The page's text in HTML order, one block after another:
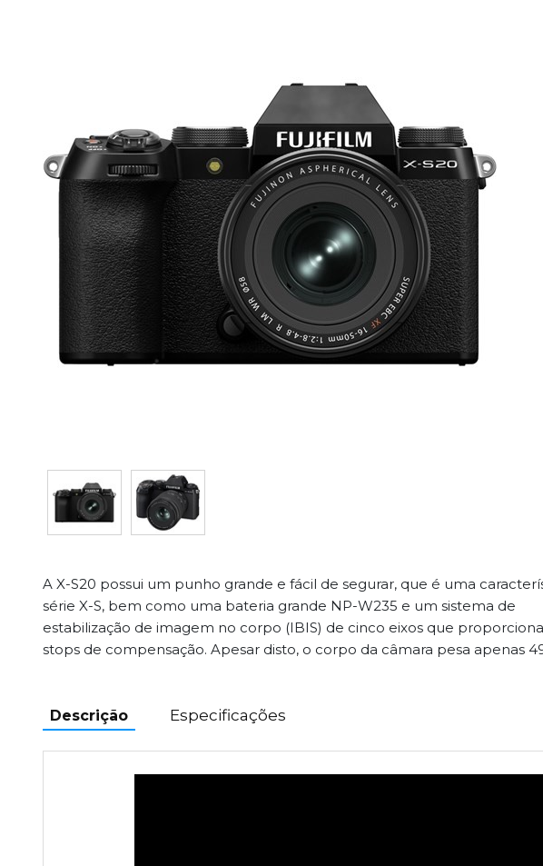
A X-S20 possui um punho grande e fácil de segurar, que é uma
série X-S, bem como uma bateria grande NP-W235 e um sistema de
estabilização de imagem no corpo (IBIS) de cinco eixos que
stops de compensação. Apesar disto, o corpo da câmara pesa apenas
Descrição Especificações